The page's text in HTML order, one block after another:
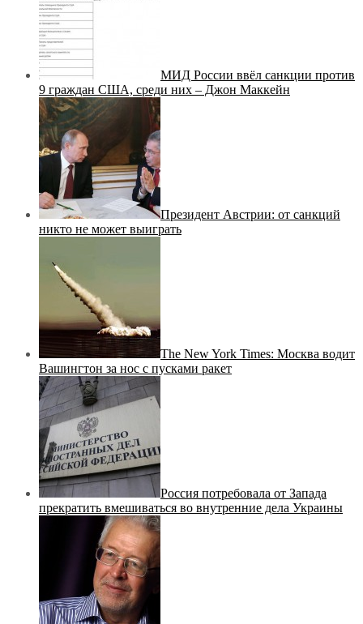
МИД России ввёл санкции против
9 граждан США, среди них – Джон Маккейн
Президент Австрии: от санкций
никто не может выиграть
The New York Times: Москва водит
Вашингтон за нос с пусками ракет
Россия потребовала от Запада
прекратить вмешиваться во внутренние дела Украины